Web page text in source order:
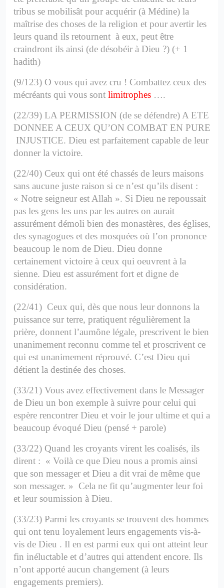
tribus se mobilisât pour acquérir (à Médine) la
maîtrise des choses de la religion et pour avertir les
leurs quand ils retournent à eux, peut être
craindront ils ainsi (de désobéir à Dieu ?) (+ 1
hadith)
(9/123) O vous qui avez cru ! Combattez ceux des
mécréants qui vous sont limitrophes ….
(22/39) LA PERMISSION (de se défendre) A ETE
DONNEE A CEUX QU’ON COMBAT EN PURE
INJUSTICE. Dieu est parfaitement capable de leur
donner la victoire.
(22/40) Ceux qui ont été chassés de leurs maisons
sans aucune juste raison si ce n’est qu’ils disent :
« Notre seigneur est Allah ». Si Dieu ne repoussait
pas les gens les uns par les autres on aurait
assurément démoli bien des monastères, des églises,
des synagogues et des mosquées où l’on prononce
beaucoup le nom de Dieu. Dieu donne
certainement victoire à ceux qui oeuvrent à la
sienne. Dieu est assurément fort et digne de
considération.
(22/41) Ceux qui, dès que nous leur donnons la
puissance sur terre, pratiquent régulièrement la
prière, donnent l’aumône légale, prescrivent le bien
unanimement reconnu comme tel et proscrivent ce
qui est unanimement réprouvé. C’est Dieu qui
détient la destinée des choses.
(33/21) Vous avez effectivement dans le Messager
de Dieu un bon exemple à suivre pour celui qui
espère rencontrer Dieu et voir le jour ultime et qui a
beaucoup évoqué Dieu (pensé + parole)
(33/22) Quand les croyants virent les coalisés, ils
dirent : « Voilà ce que Dieu nous a promis ainsi
que son messager et Dieu a dit vrai de même que
son messager. » Cela ne fit qu’augmenter leur foi
et leur soumission à Dieu.
(33/23) Parmi les croyants se trouvent des hommes
qui ont tenu loyalement leurs engagements vis-à-
vis de Dieu . Il en est parmi eux qui ont atteint leur
fin inéluctable et d’autres qui attendent encore. Ils
n’ont apporté aucun changement (à leurs
engagements premiers).